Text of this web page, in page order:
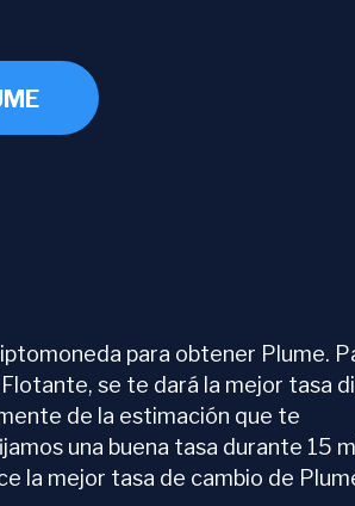
para obtener Plume.
se te dará la mejor tasa
de la estimación que te
una buena tasa durante 15
la mejor tasa de cambio de